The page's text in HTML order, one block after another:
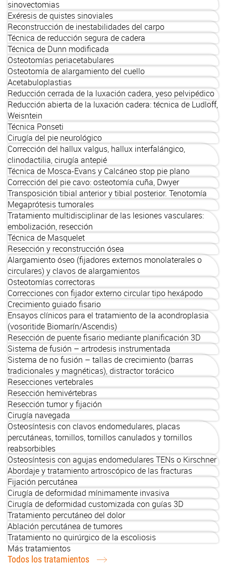
sinovectomias
Exéresis de quistes sinoviales
Reconstrucción de inestabilidades del carpo
Técnica de reducción segura de cadera
Técnica de Dunn modificada
Osteotomías periacetabulares
Osteotomía de alargamiento del cuello
Acetabuloplastias
Reducción cerrada de la luxación cadera, yeso pelvipédico
Reducción abierta de la luxación cadera: técnica de Ludloff,
Weisntein
Técnica Ponseti
Cirugía del pie neurológico
Corrección del hallux valgus, hallux interfalángico,
clinodactilia, cirugía antepié
Técnica de Mosca-Evans y Calcáneo stop pie plano
Corrección del pie cavo: osteotomía cuña, Dwyer
Transposición tibial anterior y tibial posterior. Tenotomía
Megaprótesis tumorales
Tratamiento multidisciplinar de las lesiones vasculares:
embolización, resección
Técnica de Masquelet
Resección y reconstrucción ósea
Alargamiento óseo (fijadores externos monolaterales o
circulares) y clavos de alargamientos
Osteotomías correctoras
Correcciones con fijador externo circular tipo hexápodo
Crecimiento guiado fisario
Ensayos clínicos para el tratamiento de la acondroplasia
(vosoritide Biomarín/Ascendis)
Resección de puente fisario mediante planificación 3D
Sistema de fusión – artrodesis instrumentada
Sistema de no fusión – tallas de crecimiento (barras
tradicionales y magnéticas), distractor torácico
Resecciones vertebrales
Resección hemivértebras
Resección tumor y fijación
Cirugía navegada
Osteosíntesis con clavos endomedulares, placas
percutáneas, tornillos, tornillos canulados y tornillos
reabsorbibles
Osteosíntesis con agujas endomedulares TENs o Kirschner
Abordaje y tratamiento artroscópico de las fracturas
Fijación percutánea
Cirugía de deformidad mínimamente invasiva
Cirugía de deformidad customizada con guías 3D
Tratamiento percutáneo del dolor
Ablación percutánea de tumores
Tratamiento no quirúrgico de la escoliosis
Más tratamientos
Todos los tratamientos